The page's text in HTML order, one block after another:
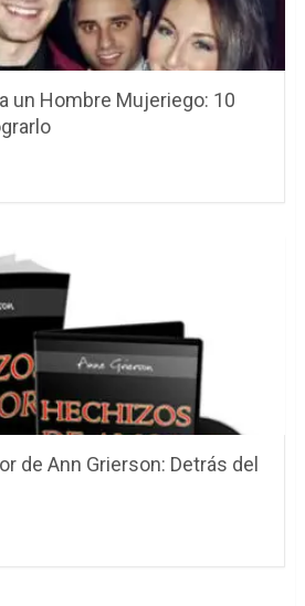
un Hombre Mujeriego: 10
de Ann Grierson: Detrás del